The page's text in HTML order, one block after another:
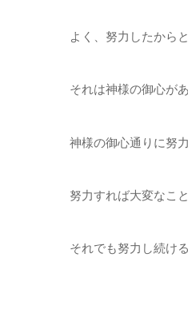
よく、努力したから
それは神様の御心が
神様の御心通りに努
努力すれば大変なこ
それでも努力し続け